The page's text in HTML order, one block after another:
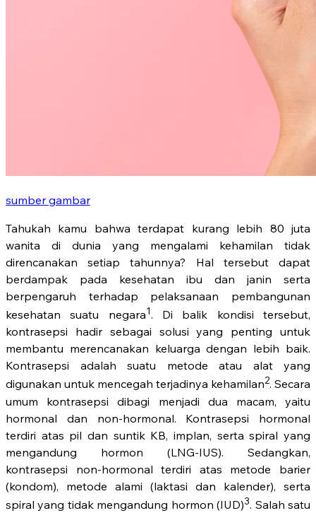
sumber gambar
Tahukah kamu bahwa terdapat kurang lebih 80 juta
wanita di dunia yang mengalami kehamilan tidak
direncanakan setiap tahunnya? Hal tersebut dapat
berdampak pada kesehatan ibu dan janin serta
berpengaruh terhadap pelaksanaan pembangunan
kesehatan suatu negara1. Di balik kondisi tersebut,
kontrasepsi hadir sebagai solusi yang penting untuk
membantu merencanakan keluarga dengan lebih baik.
Kontrasepsi adalah suatu metode atau alat yang
digunakan untuk mencegah terjadinya kehamilan2. Secara
umum kontrasepsi dibagi menjadi dua macam, yaitu
hormonal dan non-hormonal. Kontrasepsi hormonal
terdiri atas pil dan suntik KB, implan, serta spiral yang
mengandung hormon (LNG-IUS). Sedangkan,
kontrasepsi non-hormonal terdiri atas metode barier
(kondom), metode alami (laktasi dan kalender), serta
spiral yang tidak mengandung hormon (IUD)3. Salah satu